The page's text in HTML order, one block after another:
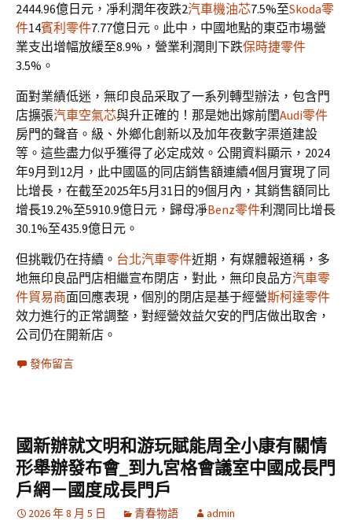
2444.96億日元，凈利潤年夜跌2汽車機油芯7.5%至Skoda零
件14賓利零件7.77億日元。此中，中國地點的東亞市場營
業支出增幅放緩至8.9%，營業利潤則下跌保時捷零件
3.5%。
面對業績低迷，無印良品采取了一系列轉型辦法，包含門
店擴張汽車空氣芯與升正確的！那是她出嫁前閨Audi零件
房門的聲音。級、外鄉化創新以及加年夜數字渠道建設
等。這些盡力似乎獲得了必定成效。公開資料顯示，2024
年9月到12月，此中國區的同店銷售額連續4個月實現了同
比增長，在截至2025年5月31日的9個月內，其銷售額同比
增長19.2%至5910.9億日元，歸母凈Benz零件利潤同比增長
30.1%至435.9億日元。
但挑戰仍在持續。 台北汽車零件近期，有媒體報道稱，多
地無印良品門店相繼宣布閉店，對此，無印良品方汽車零
件貿易商面回應表現，個別的閉店是基于經營斯柯達零件
效力進行的正常調整，對經營效益欠安的門店做出取舍，
公司仍在開新店。
發佈留言
國新辦就文明和游玩賦能周全小康有關情
形舉辦發布會_到九宮格會議室中國成長門
戶網－國度成長門戶
2026 年 8 月 5 日 青春物語 admin